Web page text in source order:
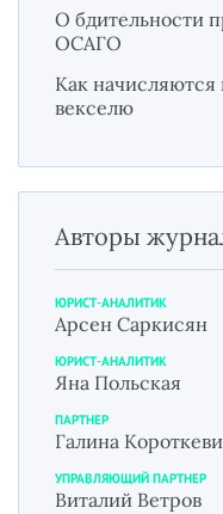
О бдительности
ОСАГО
Как
векселю
Авторы
ЮРИСТ-АНАЛИТИК
Арсен Саркисян
ЮРИСТ-АНАЛИТИК
Яна Польская
ПАРТНЕР
Галина
УПРАВЛЯЮЩИЙ ПАРТНЕР
Виталий Ветров